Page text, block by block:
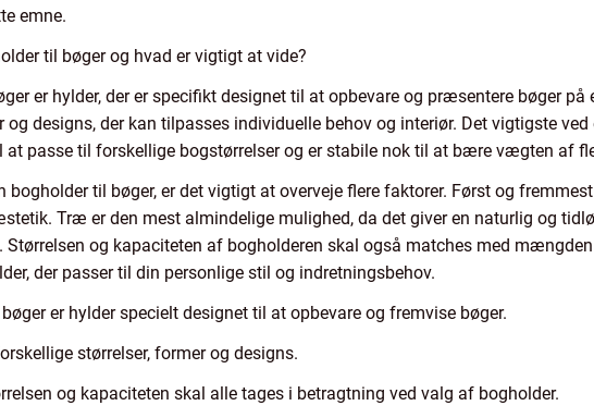
emne.
til bøger og hvad er vigtigt at vide?
er hylder, der er specifikt designet til at opbevare og præsentere bøger
og designs, der kan tilpasses individuelle behov og interiør. Det vigtigste
at passe til forskellige bogstørrelser og er stabile nok til at bære vægten af
bogholder til bøger, er det vigtigt at overveje flere faktorer. Først og
Træ er den mest almindelige mulighed, da det giver en naturlig og
Størrelsen og kapaciteten af bogholderen skal også matches med
der passer til din personlige stil og indretningsbehov.
er hylder specielt designet til at opbevare og fremvise bøger.
størrelser, former og designs.
og kapaciteten skal alle tages i betragtning ved valg af bogholder.